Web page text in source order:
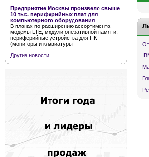
Предприятие Москвы произвело свыше
10 тыс. периферийных плат для
компьютерного оборудования
В планах по расширению ассортимента —
модемы LTE, модули оперативной памяти,
периферийные устройства для ПК
(мониторы и клавиатуры
Другие новости